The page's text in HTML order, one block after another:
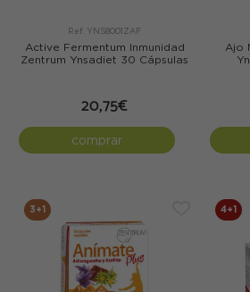
Ref: YNS8001ZAF
Active Fermentum Inmunidad
Zentrum Ynsadiet 30 Cápsulas
20,75€
comprar
Ajo
3+1 4+1